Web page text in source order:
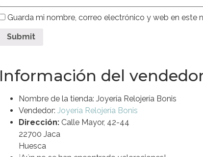
Guarda mi nombre, correo electrónico y web en este
Información del
Nombre de la tienda: Joyería Relojería Bonis
Vendedor: Joyería Relojería Bonis
Dirección: Calle Mayor, 42-44
22700 Jaca
Huesca